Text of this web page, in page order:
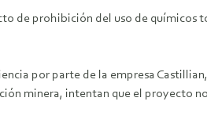
de prohibición del uso de químicos
por parte de la empresa
minera, intentan que el proyecto